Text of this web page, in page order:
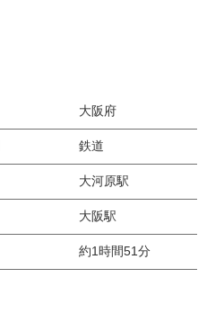
大阪府
鉄道
大河原駅
大阪駅
約1時間51分